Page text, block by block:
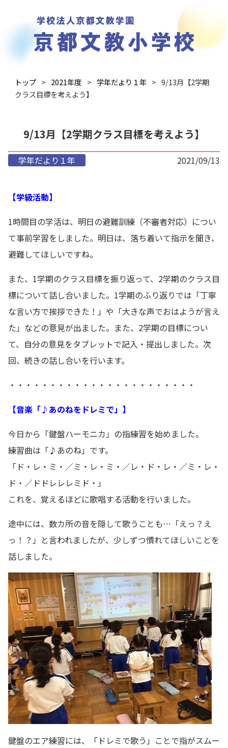
トップ 2021年度 学年だより１年
9/13月【2学期
クラス目標を考えよう】
9/13月【2学期クラス目標を考えよう】
学年だより１年 2021/09/13
【学級活動】
1時間目の学活は、明日の避難訓練（不審者対応）につい
て事前学習をしました。明日は、落ち着いて指示を聞き、
避難してほしいですね。
また、1学期のクラス目標を振り返って、2学期のクラス目
標について話し合いました。1学期のふり返りでは「丁寧
な言い方で挨拶できた！」や「大きな声でおはようが言え
た」などの意見が出ました。また、2学期の目標につい
て、自分の意見をタブレットで記入・提出しました。次
回、続きの話し合いを行います。
・・・・・・・・・・・・・・・・・・・・・・・
【音楽「♪あのねをドレミで」】
今日から「鍵盤ハーモニカ」の指練習を始めました。
練習曲は「♪あのね」です。
「ド・レ・ミ・／ミ・レ・ミ・／レ・ド・レ・／ミ・レ・
ド・／ドドレレレミド・」
これを、覚えるほどに歌唱する活動を行いました。
途中には、数カ所の音を隠して歌うことも…「えっ？え
っ！？」と言われましたが、少しずつ慣れてほしいことを
話しました。
鍵盤のエア練習には、「ドレミで歌う」ことで指がスムー